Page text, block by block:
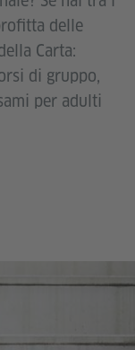
delle
Carta:
di gruppo,
per adulti